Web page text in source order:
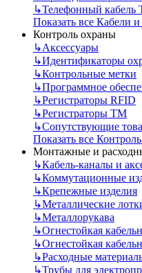
↳Телефонный
Показать все Кабели
Контроль охраны
↳Аксессуары
↳Идентификаторы
↳Контрольные метки
↳Программное
↳Регистраторы RFID
↳Регистраторы ТМ
↳Сопутствующие
Показать все
Монтажные и
↳Кабель-каналы и
↳Коммутационные
↳Крепежные изделия
↳Металлические
↳Металлорукава
↳Огнестойкая
↳Огнестойкая
↳Расходные
↳Трубы для